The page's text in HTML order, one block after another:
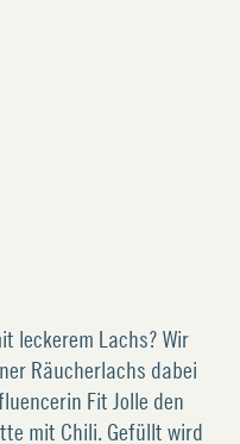
leckerem Lachs? Wir
Räucherlachs dabei
Fit Jolle den
mit Chili. Gefüllt wird